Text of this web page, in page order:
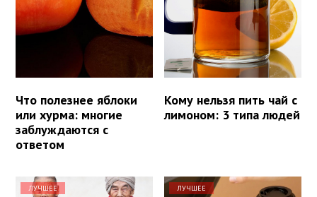
Что полезнее яблоки
или хурма: многие
заблуждаются с
ответом
Кому нельзя пить чай с
лимоном: 3 типа людей
ЛУЧШЕЕ ЛУЧШЕЕ